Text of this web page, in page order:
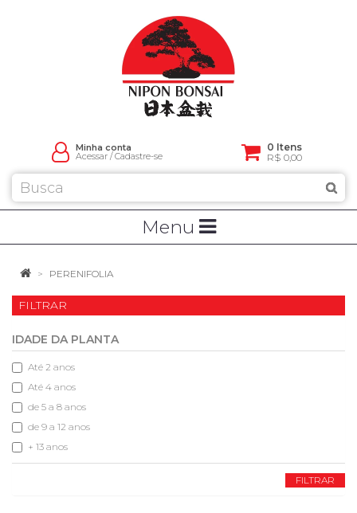
Minha conta
Acessar/Cadastre-se
0 Itens
R$ 0,00
Menu
PERENIFOLIA
FILTRAR
IDADE DA PLANTA
Até 2 anos
Até 4 anos
de 5 a 8 anos
de 9 a 12 anos
+ 13 anos
FILTRAR